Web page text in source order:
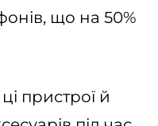
що на 50%
ці пристрої й